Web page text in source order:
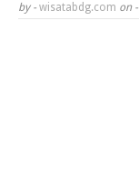
by - wisatabdg.com on -